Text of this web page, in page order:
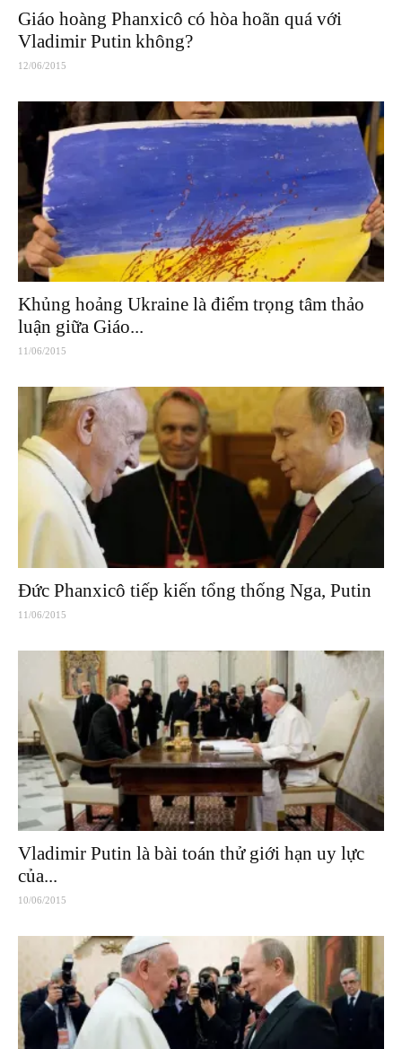
Giáo hoàng Phanxicô có hòa hoãn quá với
Vladimir Putin không?
12/06/2015
Khủng hoảng Ukraine là điểm trọng tâm thảo
luận giữa Giáo...
11/06/2015
Đức Phanxicô tiếp kiến tổng thống Nga, Putin
11/06/2015
Vladimir Putin là bài toán thử giới hạn uy lực
của...
10/06/2015